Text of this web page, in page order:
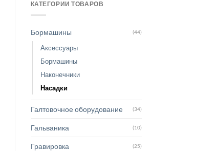
КАТЕГОРИИ ТОВАРОВ
Бормашины (44)
Аксессуары
Бормашины
Наконечники
Насадки
Галтовочное оборудование (34)
Гальваника (10)
Гравировка (25)